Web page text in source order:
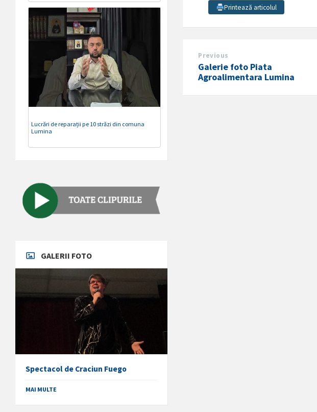
Printează articolul
Previous
Galerie foto Piata
Agroalimentara Lumina
Lucrări de reparații pe 10 străzi din comuna
Lumina
GALERII FOTO
Spectacol de Craciun Fuego
MAI MULTE